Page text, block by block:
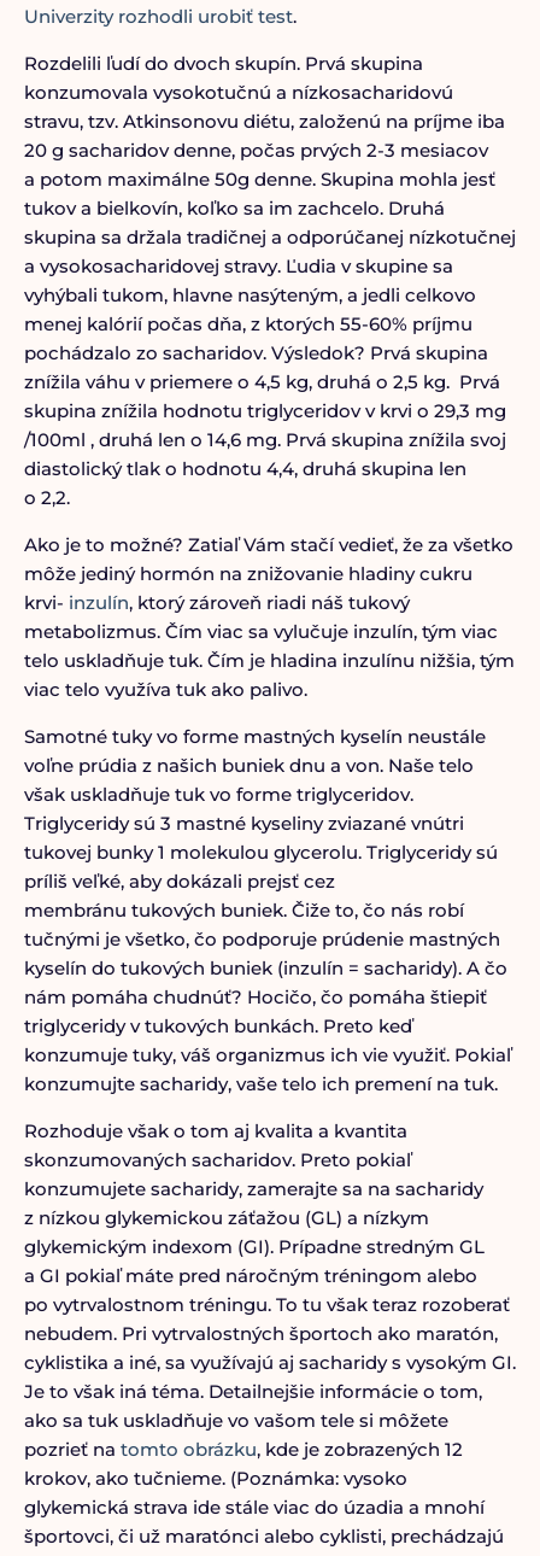
Univerzity rozhodli urobiť test.
Rozdelili ľudí do dvoch skupín. Prvá skupina
konzumovala vysokotučnú a nízkosacharidovú
stravu, tzv. Atkinsonovu diétu, založenú na príjme iba
20 g sacharidov denne, počas prvých 2-3 mesiacov
a potom maximálne 50g denne. Skupina mohla jesť
tukov a bielkovín, koľko sa im zachcelo. Druhá
skupina sa držala tradičnej a odporúčanej nízkotučnej
a vysokosacharidovej stravy. Ľudia v skupine sa
vyhýbali tukom, hlavne nasýteným, a jedli celkovo
menej kalórií počas dňa, z ktorých 55-60% príjmu
pochádzalo zo sacharidov. Výsledok? Prvá skupina
znížila váhu v priemere o 4,5 kg, druhá o 2,5 kg. Prvá
skupina znížila hodnotu triglyceridov v krvi o 29,3 mg
/100ml , druhá len o 14,6 mg. Prvá skupina znížila svoj
diastolický tlak o hodnotu 4,4, druhá skupina len
o 2,2.
Ako je to možné? Zatiaľ Vám stačí vedieť, že za všetko
môže jediný hormón na znižovanie hladiny cukru
krvi- inzulín, ktorý zároveň riadi náš tukový
metabolizmus. Čím viac sa vylučuje inzulín, tým viac
telo uskladňuje tuk. Čím je hladina inzulínu nižšia, tým
viac telo využíva tuk ako palivo.
Samotné tuky vo forme mastných kyselín neustále
voľne prúdia z našich buniek dnu a von. Naše telo
však uskladňuje tuk vo forme triglyceridov.
Triglyceridy sú 3 mastné kyseliny zviazané vnútri
tukovej bunky 1 molekulou glycerolu. Triglyceridy sú
príliš veľké, aby dokázali prejsť cez
membránu tukových buniek. Čiže to, čo nás robí
tučnými je všetko, čo podporuje prúdenie mastných
kyselín do tukových buniek (inzulín = sacharidy). A čo
nám pomáha chudnúť? Hocičo, čo pomáha štiepiť
triglyceridy v tukových bunkách. Preto keď
konzumuje tuky, váš organizmus ich vie využiť. Pokiaľ
konzumujte sacharidy, vaše telo ich premení na tuk.
Rozhoduje však o tom aj kvalita a kvantita
skonzumovaných sacharidov. Preto pokiaľ
konzumujete sacharidy, zamerajte sa na sacharidy
z nízkou glykemickou záťažou (GL) a nízkym
glykemickým indexom (GI). Prípadne stredným GL
a GI pokiaľ máte pred náročným tréningom alebo
po vytrvalostnom tréningu. To tu však teraz rozoberať
nebudem. Pri vytrvalostných športoch ako maratón,
cyklistika a iné, sa využívajú aj sacharidy s vysokým GI.
Je to však iná téma. Detailnejšie informácie o tom,
ako sa tuk uskladňuje vo vašom tele si môžete
pozrieť na tomto obrázku, kde je zobrazených 12
krokov, ako tučnieme. (Poznámka: vysoko
glykemická strava ide stále viac do úzadia a mnohí
športovci, či už maratónci alebo cyklisti, prechádzajú